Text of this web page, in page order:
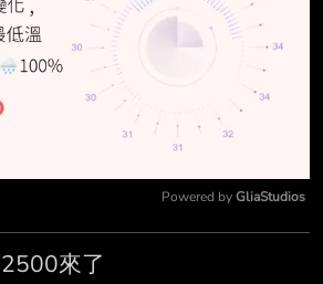
Powered by GliaStudios
來了